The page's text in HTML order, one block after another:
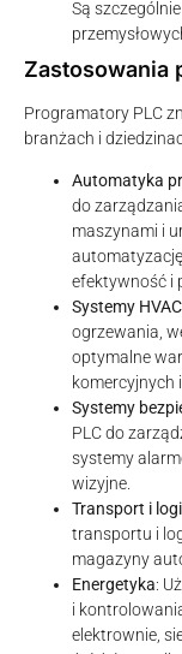
Są
Zastosowania
Programatory PLC
branżach i
Automatyka
do
maszynami i
efektywność i
Systemy HVAC
ogrzewania,
optymalne
komercyjnych
Systemy
PLC do
systemy
wizyjne.
Transport i
transportu i
magazyny
Energetyka:
i
elektrownie,